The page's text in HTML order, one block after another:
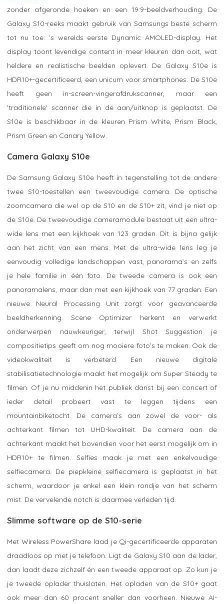
zonder afgeronde hoeken en een 19:9-beeldverhouding. De
Galaxy S10-reeks maakt gebruik van Samsungs beste scherm
tot nu toe: ’s werelds eerste Dynamic AMOLED-display. Het
display toont levendige content in meer kleuren dan ooit, wat
heldere en realistische beelden oplevert. De Galaxy S10e is
HDR10+-gecertificeerd, een unicum voor smartphones. De S10e
heeft geen in-screen-vingerafdrukscanner, maar een
'traditionele' scanner die in de aan/uitknop is geplaatst. De
S10e is beschikbaar in de kleuren Prism White, Prism Black,
Prism Green en Canary Yellow.
Camera Galaxy S10e
De Samsung Galaxy S10e heeft in tegenstelling tot de andere
twee S10-toestellen een tweevoudige camera. De optische
zoomcamera die wel op de S10 en de S10+ zit, vind je niet op
de S10e. De tweevoudige cameramodule bestaat uit een ultra-
wide lens met een kijkhoek van 123 graden. Dit is bijna gelijk
aan het zicht van een mens. Met de ultra-wide lens leg je
eenvoudig volledige landschappen vast, panorama’s en zelfs
je hele familie in één foto. De tweede camera is ook een
panoramalens, maar dan met een kijkhoek van 77 graden. Een
nieuwe Neural Processing Unit zorgt voor geavanceerde
beeldherkenning. Scene Optimizer herkent en verwerkt
onderwerpen nauwkeuriger, terwijl Shot Suggestion je
compositietips geeft om nog mooiere foto’s te maken. Ook de
videokwaliteit is verbeterd. Een nieuwe digitale
stabilisatietechnologie maakt het mogelijk om Super Steady te
filmen. Of je nu middenin het publiek danst bij een concert of
ieder detail probeert vast te leggen tijdens een
mountainbiketocht. De camera’s aan zowel de voor- als
achterkant filmen tot UHD-kwaliteit. De camera aan de
achterkant maakt het bovendien voor het eerst mogelijk om in
HDR10+ te filmen. Selfies maak je met een enkelvoudige
selfiecamera. De piepkleine selfiecamera is geplaatst in het
scherm, waardoor je enkel een klein rondje van het scherm
mist. De vervelende notch is daarmee verleden tijd.
Slimme software op de S10-serie
Met Wireless PowerShare laad je Qi-gecertificeerde apparaten
draadloos op met je telefoon. Ligt de Galaxy S10 aan de lader,
dan laadt deze zichzelf én een tweede apparaat op. Zo kun je
je tweede oplader thuislaten. Het opladen van de S10+ gaat
ook meer dan 60 procent sneller dan voorheen. Nieuwe AI-